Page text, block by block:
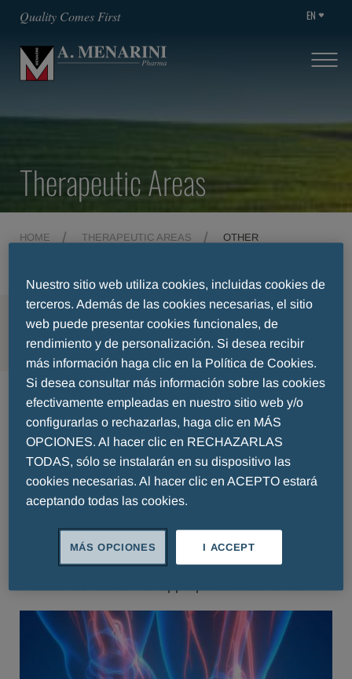
Quality Comes First EN
Therapeutic Areas
HOME THERAPEUTIC AREAS OTHER
MENU
Other
Varicose veins are widespread and often cause
pain, heaviness and swollen legs. They can affect
quality of life. Sports and accidental injuries such
as bruises, strains and haematomas are common
These conditions impact quality of life by affecting
mobility and well-being. It is important to seek
Nuestro sitio web utiliza cookies, incluidas cookies de
terceros. Además de las cookies necesarias, el sitio
web puede presentar cookies funcionales, de
rendimiento y de personalización. Si desea recibir
más información haga clic en la Política de Cookies.
Si desea consultar más información sobre las cookies
efectivamente empleadas en nuestro sitio web y/o
configurarlas o rechazarlas, haga clic en MÁS
OPCIONES. Al hacer clic en RECHAZARLAS
TODAS, sólo se instalarán en su dispositivo las
cookies necesarias. Al hacer clic en ACEPTO estará
aceptando todas las cookies.
I ACCEPT
MÁS OPCIONES